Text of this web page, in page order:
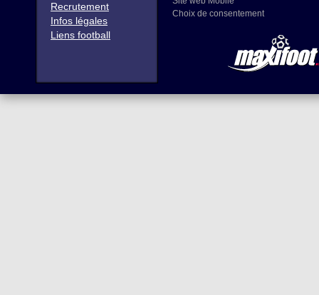
Recrutement
Infos légales
Liens football
Choix de consentement